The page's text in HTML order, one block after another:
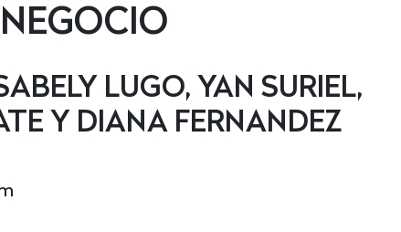
LUGO, YAN SURIEL,
Y DIANA FERNANDEZ